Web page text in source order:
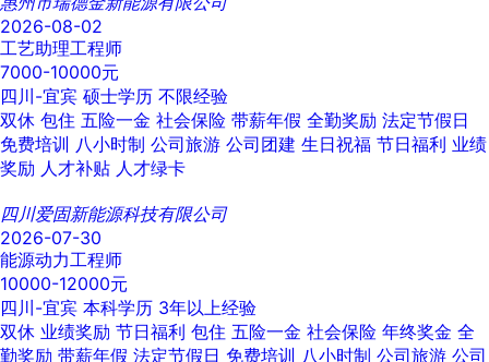
2026-08-02
工艺助理工程师
7000-10000元
四川-宜宾 硕士学历 不限经验
双休 包住 五险一金 社会保险 带薪年假 全勤奖励 法定节假日
免费培训 八小时制 公司旅游 公司团建 生日祝福 节日福利 业绩
奖励 人才补贴 人才绿卡
四川爱固新能源科技有限公司
2026-07-30
能源动力工程师
10000-12000元
四川-宜宾 本科学历 3年以上经验
双休 业绩奖励 节日福利 包住 五险一金 社会保险 年终奖金 全
勤奖励 带薪年假 法定节假日 免费培训 八小时制 公司旅游 公司